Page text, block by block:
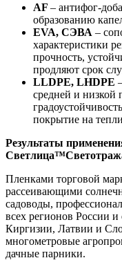
AF – антифог-
образованию
EVA, СЭВА –
характеристики
прочность,
продляют срок
LLDPE, LHDPE
средней и низкой
покрытие на
Результаты
Светлица
Пленками торговой
рассеивающими
садоводы,
всех регионов России
Киргизии, Латвии и
многометровые
дачные парники.